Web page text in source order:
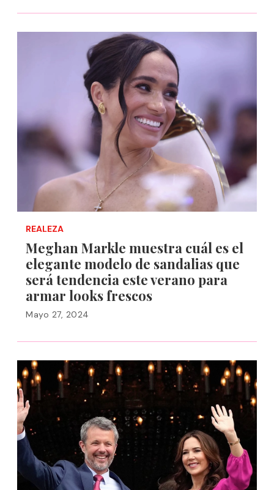
REALEZA
Meghan Markle muestra cuál es el
elegante modelo de sandalias que
será tendencia este verano para
armar looks frescos
Mayo 27, 2024